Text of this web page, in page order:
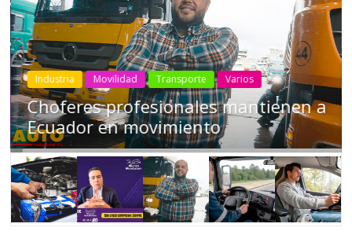
Industria Movilidad Transporte Varios
Choferes profesionales mantienen a
Ecuador en movimiento